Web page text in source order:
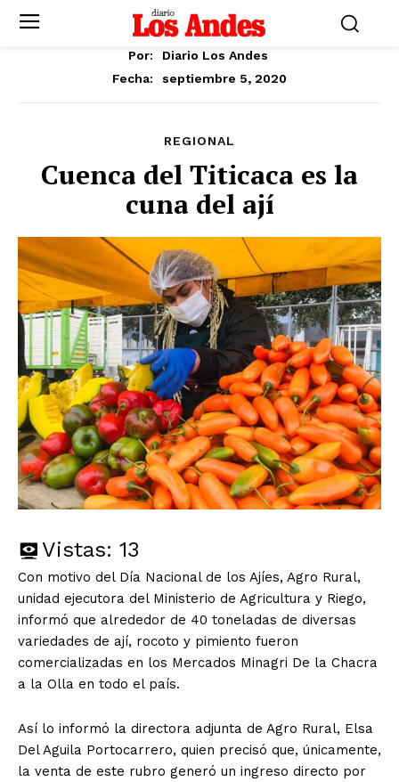
Por:
Diario Los Andes
Fecha:
septiembre 5, 2020
REGIONAL
Cuenca del Titicaca es la
cuna del ají
Vistas: 13
Con motivo del Día Nacional de los Ajíes, Agro Rural,
unidad ejecutora del Ministerio de Agricultura y Riego,
informó que alrededor de 40 toneladas de diversas
variedades de ají, rocoto y pimiento fueron
comercializadas en los Mercados Minagri De la Chacra
a la Olla en todo el país.
Así lo informó la directora adjunta de Agro Rural, Elsa
Del Aguila Portocarrero, quien precisó que, únicamente,
la venta de este rubro generó un ingreso directo por